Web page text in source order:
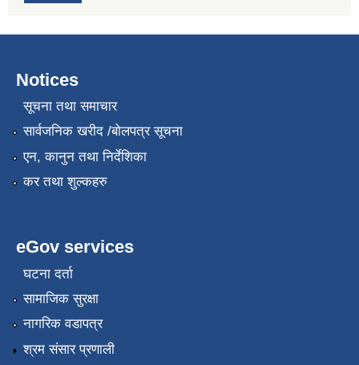
Notices
सूचना तथा समाचार
सार्वजनिक खरीद /बोलपत्र सूचना
एन, कानुन तथा निर्देशिका
कर तथा शुल्कहरु
eGov services
घटना दर्ता
सामाजिक सुरक्षा
नागरिक वडापत्र
श्रम संसार प्रणाली